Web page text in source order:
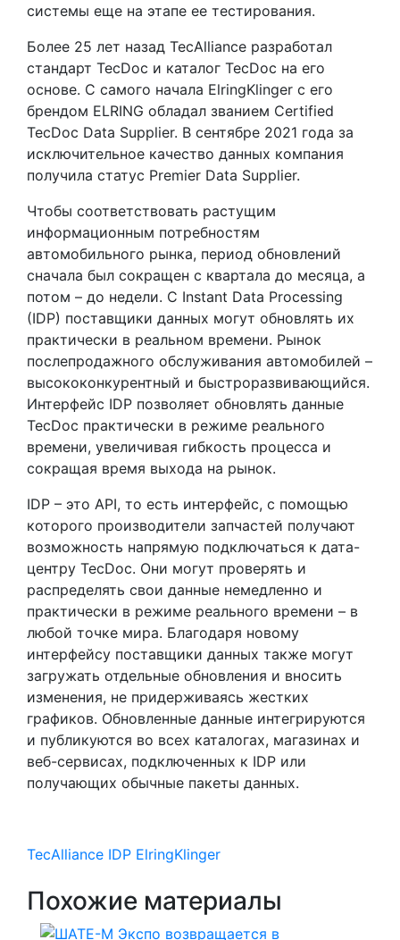
системы еще на этапе ее тестирования.
Более 25 лет назад TecAlliance разработал
стандарт TecDoc и каталог TecDoc на его
основе. С самого начала ElringKlinger с его
брендом ELRING обладал званием Certified
TecDoc Data Supplier. В сентябре 2021 года за
исключительное качество данных компания
получила статус Premier Data Supplier.
Чтобы соответствовать растущим
информационным потребностям
автомобильного рынка, период обновлений
сначала был сокращен с квартала до месяца, а
потом – до недели. С Instant Data Processing
(IDP) поставщики данных могут обновлять их
практически в реальном времени. Рынок
послепродажного обслуживания автомобилей –
высококонкурентный и быстроразвивающийся.
Интерфейс IDP позволяет обновлять данные
TecDoc практически в режиме реального
времени, увеличивая гибкость процесса и
сокращая время выхода на рынок.
IDP – это API, то есть интерфейс, с помощью
которого производители запчастей получают
возможность напрямую подключаться к дата-
центру TecDoc. Они могут проверять и
распределять свои данные немедленно и
практически в режиме реального времени – в
любой точке мира. Благодаря новому
интерфейсу поставщики данных также могут
загружать отдельные обновления и вносить
изменения, не придерживаясь жестких
графиков. Обновленные данные интегрируются
и публикуются во всех каталогах, магазинах и
веб-сервисах, подключенных к IDP или
получающих обычные пакеты данных.
TecAlliance IDP ElringKlinger
Похожие материалы